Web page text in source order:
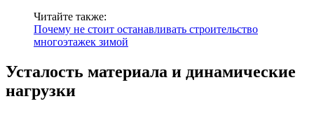
Читайте также:
Почему не стоит останавливать строительство
многоэтажек зимой
Усталость материала и динамические
нагрузки